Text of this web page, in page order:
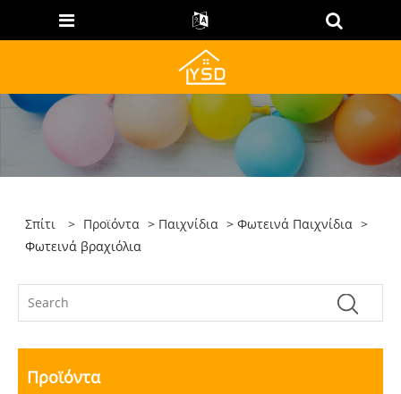
Σπίτι > Προϊόντα > Παιχνίδια >Φωτεινά Παιχνίδια >
Φωτεινά βραχιόλια
Προϊόντα